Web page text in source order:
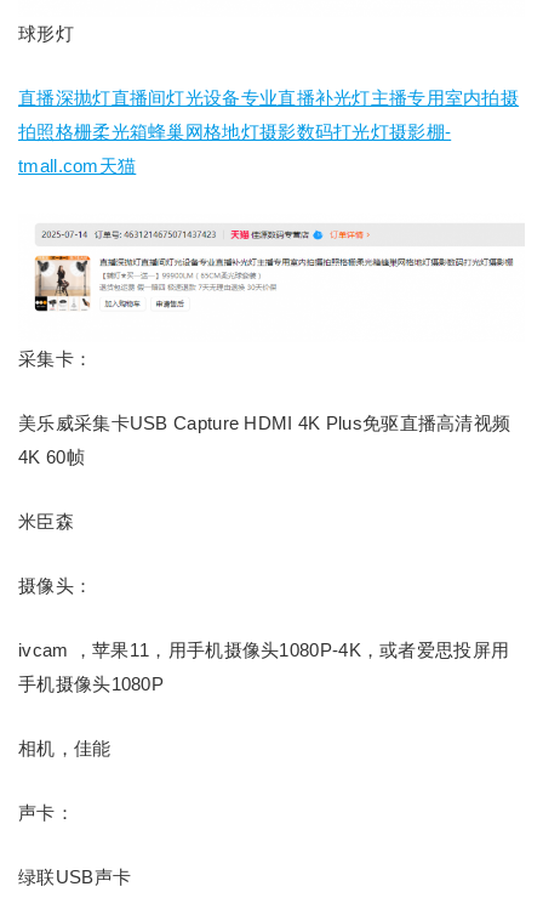
球形灯
直播深抛灯直播间灯光设备专业直播补光灯主播专用室内拍摄
拍照格栅柔光箱蜂巢网格地灯摄影数码打光灯摄影棚-
tmall.com天猫
采集卡：
美乐威采集卡USB Capture HDMI 4K Plus免驱直播高清视频
4K 60帧
米臣森
摄像头：
ivcam ，苹果11，用手机摄像头1080P-4K，或者爱思投屏用
手机摄像头1080P
相机，佳能
声卡：
绿联USB声卡